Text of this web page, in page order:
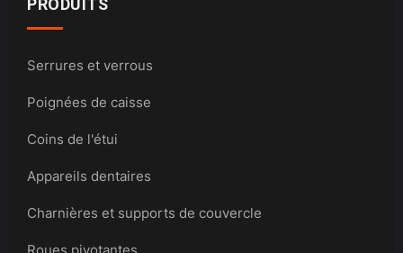
PRODUITS
Serrures et verrous
Poignées de caisse
Coins de l'étui
Appareils dentaires
Charnières et supports de couvercle